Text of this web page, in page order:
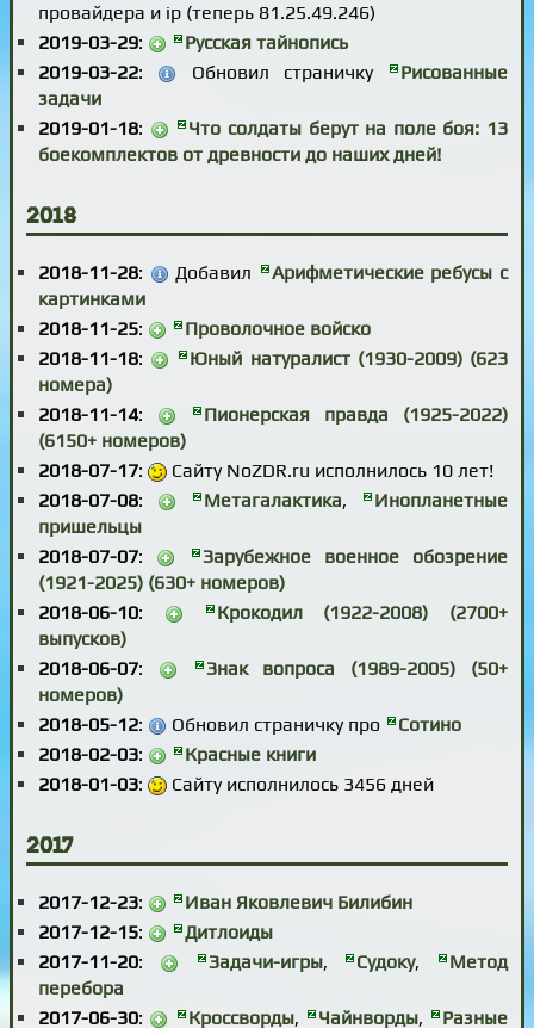
провайдера и ip (теперь 81.25.49.246)
2019-03-29:
Русская тайнопись
2019-03-22: Обновил страничку
Рисованные
задачи
2019-01-18:
Что солдаты берут на поле боя: 13
боекомплектов от древности до наших дней!
2018
2018-11-28: Добавил
Арифметические ребусы с
картинками
2018-11-25:
Проволочное войско
2018-11-18:
Юный натуралист (1930-2009) (623
номера)
2018-11-14:
Пионерская правда (1925-2022)
(6150+ номеров)
2018-07-17:
Сайту NoZDR.ru исполнилось 10 лет!
2018-07-08: Метагалактика,
Инопланетные
пришельцы
2018-07-07:
Зарубежное военное обозрение
(1921-2025) (630+ номеров)
2018-06-10:
Крокодил (1922-2008) (2700+
выпусков)
2018-06-07:
Знак вопроса (1989-2005) (50+
номеров)
2018-05-12: Обновил страничку про
Сотино
2018-02-03:
Красные книги
2018-01-03: Сайту исполнилось 3456 дней
2017
2017-12-23:
Иван Яковлевич Билибин
2017-12-15:
Дитлоиды
2017-11-20: Задачи-игры, Судоку,
Метод
перебора
2017-06-30: Кроссворды, Чайнворды, Разные